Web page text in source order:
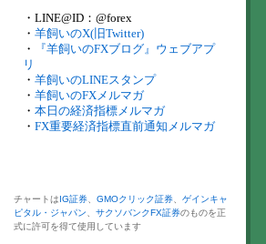
・LINE@ID：@forex
・ 羊飼いのX(旧Twitter)
・
『羊飼いのFXブログ』ウェブアプ
リ
・ 羊飼いのLINEスタンプ
・ 羊飼いのFXメルマガ
・ 本日の経済指標メルマガ
・ FX重要経済指標直前通知メルマガ
チャートはIG証券 GMOクリック証券
ゲインキャ
ピタル・ジャパン
サクソバンクFX証券のものを正
式に許可を得て使用しています